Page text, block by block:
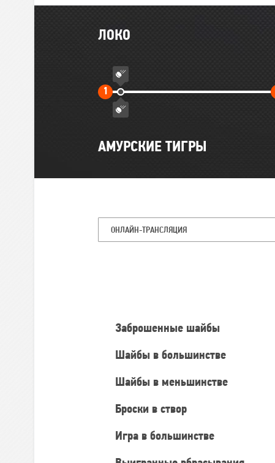
Главные
матча
ЛОКО
1 Первый
тайм
АМУРСКИЕ ТИГРЫ
ОНЛАЙН-ТРАНСЛЯЦИЯ
Заброшенные шайбы
Шайбы в большинстве
Шайбы в меньшинстве
Броски в створ
Игра в большинстве